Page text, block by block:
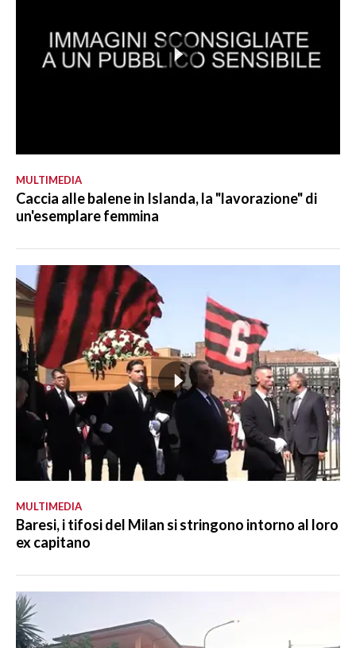
MULTIMEDIA
Caccia alle balene in Islanda, la "lavorazione" di
un'esemplare femmina
MULTIMEDIA
Baresi, i tifosi del Milan si stringono intorno al loro
ex capitano